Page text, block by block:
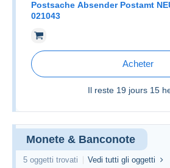
Postsache Absender Postamt
021043
Acheter
Il reste 19 jours 15
Monete & Banconote
5 oggetti trovati Vedi tutti gli oggetti